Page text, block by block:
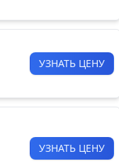
УЗНАТЬ ЦЕНУ
УЗНАТЬ ЦЕНУ